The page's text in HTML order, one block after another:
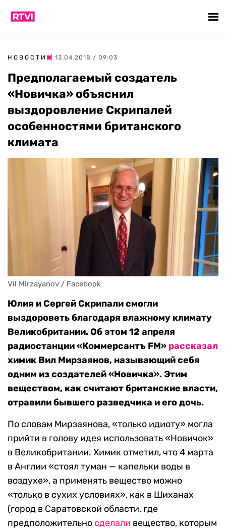
НОВОСТИ | 13.04.2018 / 09:03
Предполагаемый создатель
«Новичка» объяснил
выздоровление Скрипалей
особенностями британского
климата
Vil Mirzayanov / Facebook
Юлия и Сергей Скрипали смогли
выздороветь благодаря влажному климату
Великобритании. Об этом 12 апреля
радиостанции «Коммерсантъ FM» рассказал
химик Вил Мирзаянов, называющий себя
одним из создателей «Новичка». Этим
веществом, как считают британские власти,
отравили бывшего разведчика и его дочь.
По словам Мирзаянова, «только идиоту» могла
прийти в голову идея использовать «Новичок»
в Великобритании. Химик отметил, что 4 марта
в Англии «стоял туман — капельки воды в
воздухе», а применять вещество можно
«только в сухих условиях», как в Шиханах
(город в Саратовской области, где
предположительно сделали вещество, которым